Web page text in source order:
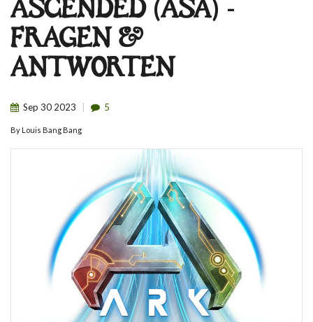
ASCENDED (ASA) -
FRAGEN &
ANTWORTEN
Sep 30 2023 5
By Louis Bang Bang